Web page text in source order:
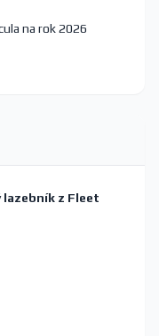
na rok 2026
lazebník z Fleet